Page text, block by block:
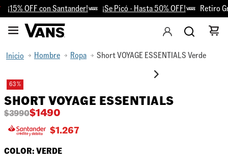
¡15% OFF con Santander! ¡Se Picó - Hasta 50% OFF! Retiro
Hombre Ropa Short VOYAGE ESSENTIALS Verde
63 %
SHORT VOYAGE ESSENTIALS
$1490
$3990
$1.267
COLOR:VERDE